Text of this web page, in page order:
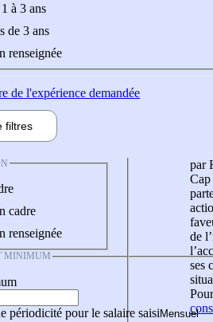
à 3 ans
de 3 ans
renseignée
de l'expérience demandée
filtres
cadre
renseignée
MINIMUM
périodicité pour le salaire saisi
par
Cap
de
ses